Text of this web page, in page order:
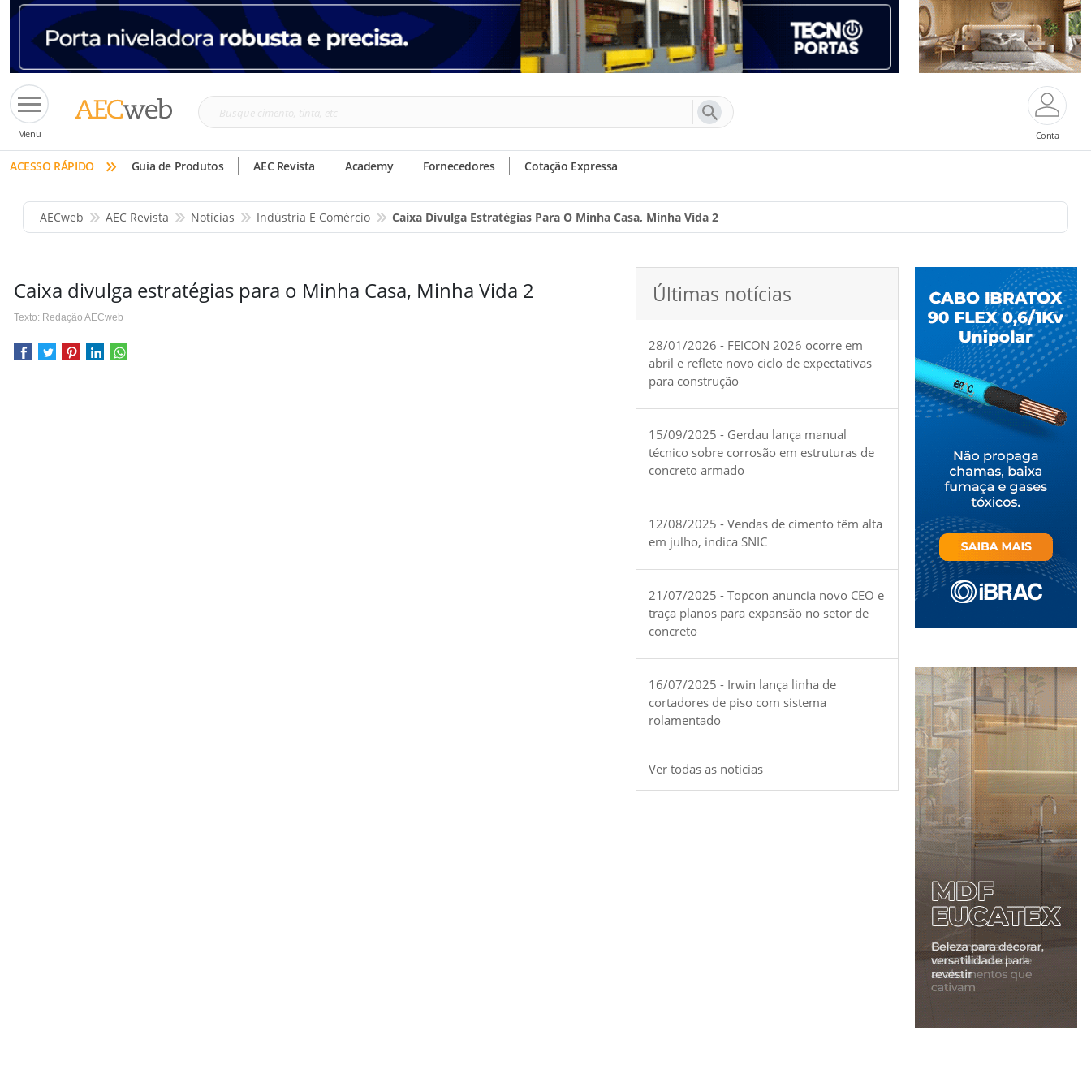
Menu
Busque
tinta,
etc
Conta
ACESSO RÁPIDO » Guia de Produtos AEC Revista Academy Fornecedores Cotação Expressa
AECweb AEC Revista Notícias Indústria E Comércio Caixa Divulga Estratégias Para O Minha Casa, Minha Vida 2
Caixa divulga estratégias para o Minha Casa, Minha Vida 2
Texto: Redação AECweb
Últimas notícias
28/01/2026 - FEICON 2026 ocorre em
abril e reflete novo ciclo de expectativas
para construção
15/09/2025 - Gerdau lança manual
técnico sobre corrosão em estruturas de
concreto armado
12/08/2025 - Vendas de cimento têm alta
em julho, indica SNIC
21/07/2025 - Topcon anuncia novo CEO e
traça planos para expansão no setor de
concreto
16/07/2025 - Irwin lança linha de
cortadores de piso com sistema
rolamentado
Ver todas as notícias